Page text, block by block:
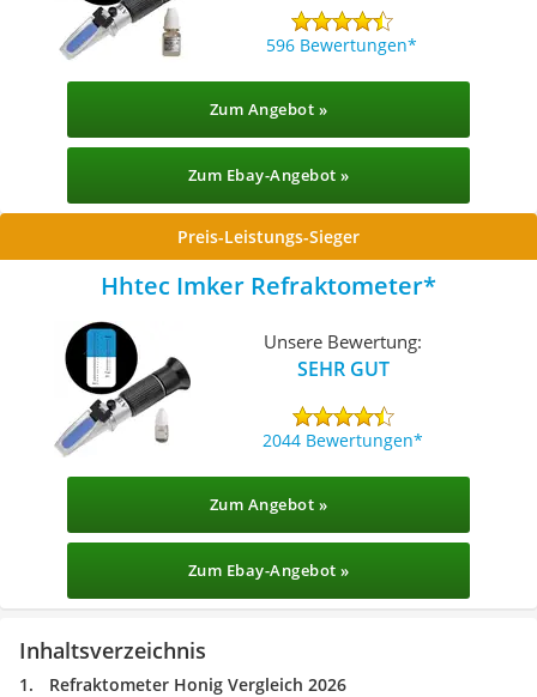
596 Bewertungen
Zum Angebot »
Zum Ebay-Angebot »
Preis-Leistungs-Sieger
Hhtec Imker Refraktometer
Unsere Bewertung:
SEHR GUT
2044 Bewertungen
Zum Angebot »
Zum Ebay-Angebot »
Inhaltsverzeichnis
Refraktometer Honig Vergleich 2026